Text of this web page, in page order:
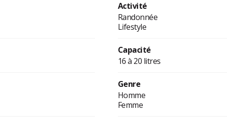
Activité
Randonnée
Lifestyle
Capacité
16 à 20 litres
Genre
Homme
Femme